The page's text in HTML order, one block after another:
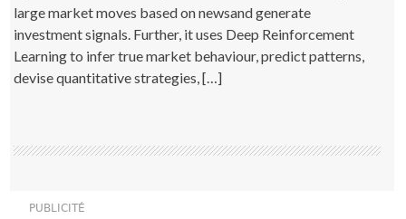
large market moves based on newsand generate
investment signals. Further, it uses Deep Reinforcement
Learning to infer true market behaviour, predict patterns,
devise quantitative strategies, […]
PUBLICITÉ